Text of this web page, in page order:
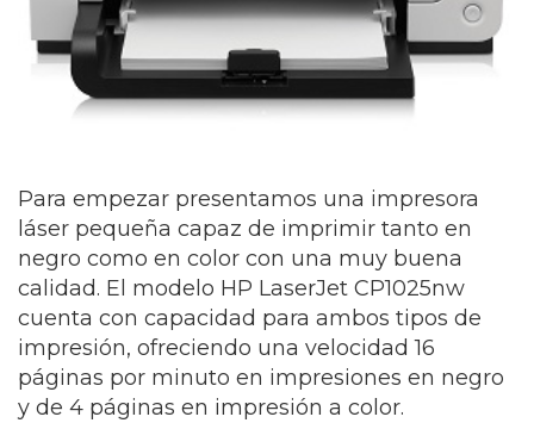
Para empezar presentamos una impresora
láser pequeña capaz de imprimir tanto en
negro como en color con una muy buena
calidad. El modelo HP LaserJet CP1025nw
cuenta con capacidad para ambos tipos de
impresión, ofreciendo una velocidad 16
páginas por minuto en impresiones en negro
y de 4 páginas en impresión a color.